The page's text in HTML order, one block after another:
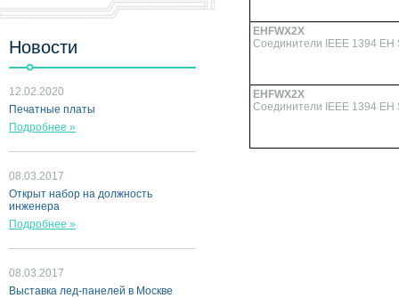
Новости
12.02.2020
Печатные платы
Подробнее »
08.03.2017
Открыт набор на должность
инженера
Подробнее »
08.03.2017
Выставка лед-панелей в Москве
EHFWX2X
Соединители IEEE 1394 EH
EHFWX2X
Соединители IEEE 1394 EH